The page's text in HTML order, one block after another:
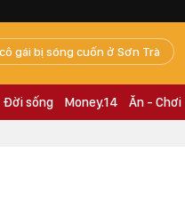
gái bị sóng cuốn ở Sơn Trà
Đời sống Money.14 Ăn -